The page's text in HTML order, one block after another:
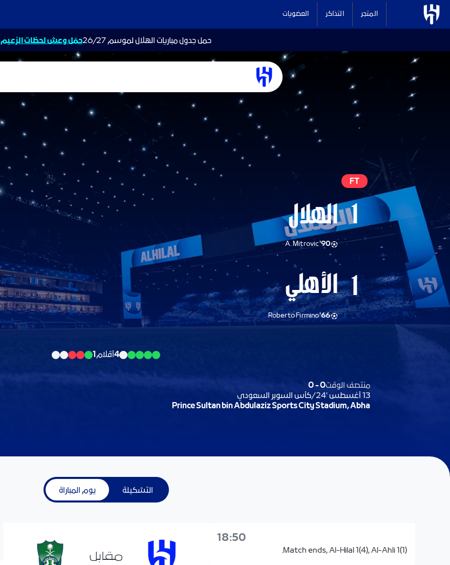
المتجر التذاكر العضويات
حمل جدول مباريات الهلال لموسم 26/27 حمّل وعش لحظات الزعيم
الهلال
A. Mitrovic90'
الأهلي
Roberto Firmino66'
FT
1
1
منتصف الوقت0
-
0
13 أغسطس '24
/كأس السوبر السعودي
Prince Sultan bin Abdulaziz Sports City Stadium, Abha
4أقلام1
التشكيلة يوم المباراة
18:50
Match ends, Al-Hilal 1(4), Al-Ahli 1(1). مقابل